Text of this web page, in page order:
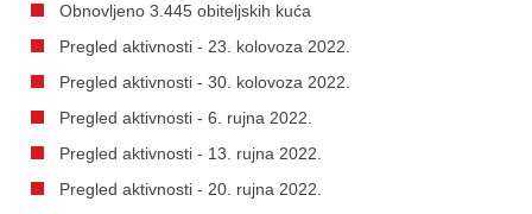
Obnovljeno 3.445 obiteljskih kuća
Pregled aktivnosti - 23. kolovoza 2022.
Pregled aktivnosti - 30. kolovoza 2022.
Pregled aktivnosti - 6. rujna 2022.
Pregled aktivnosti - 13. rujna 2022.
Pregled aktivnosti - 20. rujna 2022.